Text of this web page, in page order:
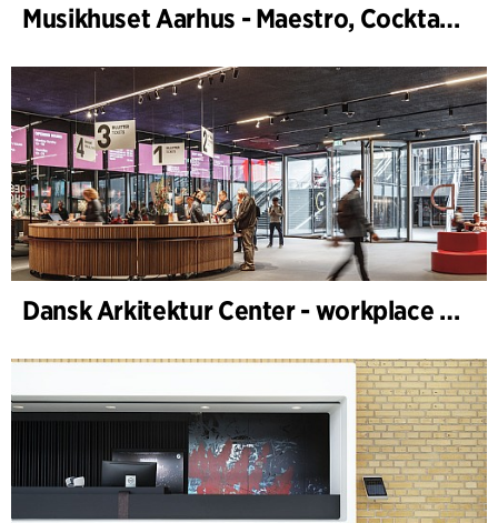
Musikhuset Aarhus - Maestro, Cocktailbar
Dansk Arkitektur Center - workplace design